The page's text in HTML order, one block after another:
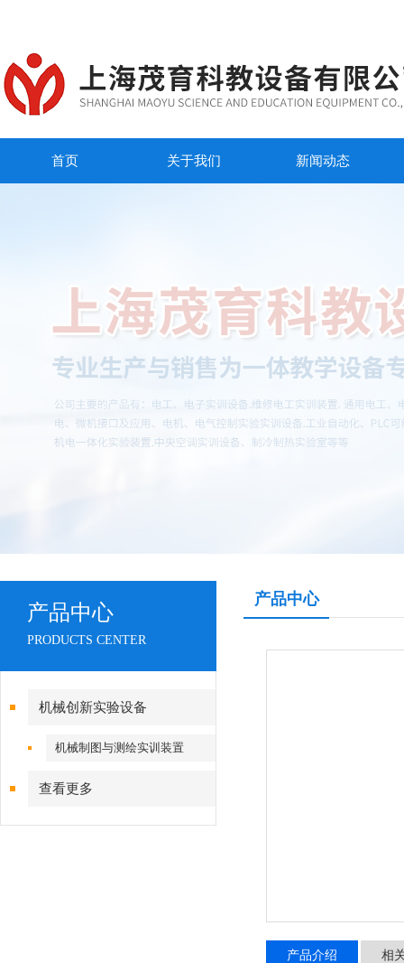
首页 关于我们 新闻动态
产品中心
PRODUCTS CENTER
机械创新实验设备
机械制图与测绘实训装置
查看更多
产品中心
产品介绍 相